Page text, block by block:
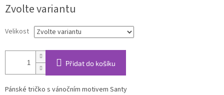
cena:
Zvolte variantu
Velikost
Přidat do košíku
Pánské tričko s vánočním motivem Santy